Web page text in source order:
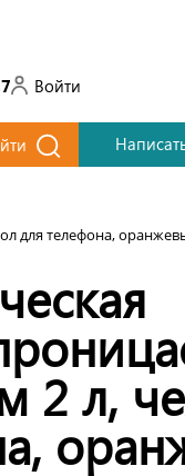
Войти
для телефона,
2 л,